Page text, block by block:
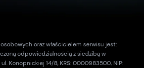
oraz właścicielem serwisu jest:
odpowiedzialnością z siedzibą w
Konopnickiej 14/8, KRS: 0000983500, NIP: